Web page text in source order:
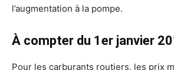
l’augmentation à la pompe.
À compter du 1er janvier
Pour les carburants routiers, les prix